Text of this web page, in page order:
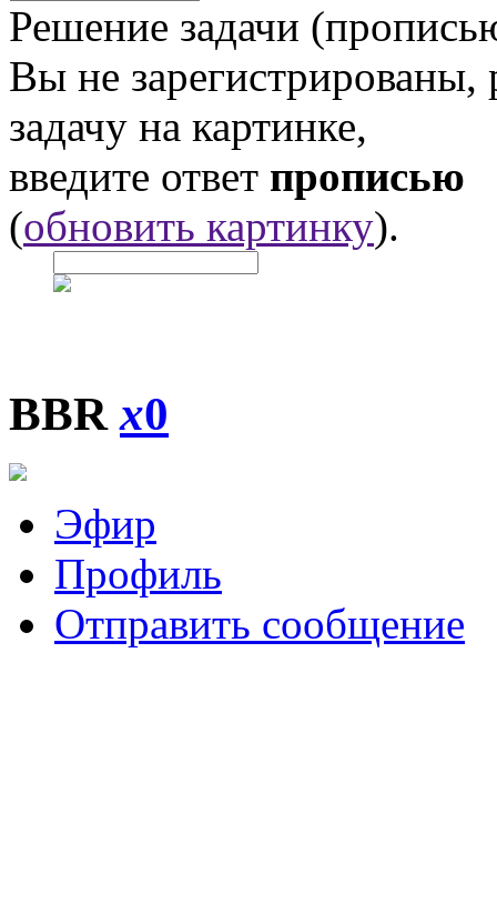
Решение задачи
Вы не
задачу на картинке,
введите ответ прописью
(обновить картинку).
BBRx0
Эфир
Профиль
Отправить сообщение